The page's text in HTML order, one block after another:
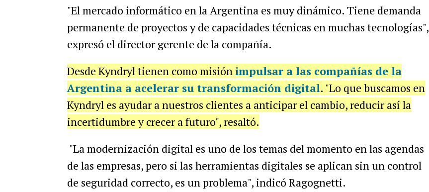
"El mercado informático en la Argentina es muy dinámico. Tiene demanda
permanente de proyectos y de capacidades técnicas en muchas tecnologías",
expresó el director gerente de la compañía.
Desde Kyndryl tienen como misión impulsar a las compañías de la
Argentina a acelerar su transformación digital. "Lo que buscamos en
Kyndryl es ayudar a nuestros clientes a anticipar el cambio, reducir así la
incertidumbre y crecer a futuro", resaltó.
"La modernización digital es uno de los temas del momento en las agendas
de las empresas, pero si las herramientas digitales se aplican sin un control
de seguridad correcto, es un problema", indicó Ragognetti.